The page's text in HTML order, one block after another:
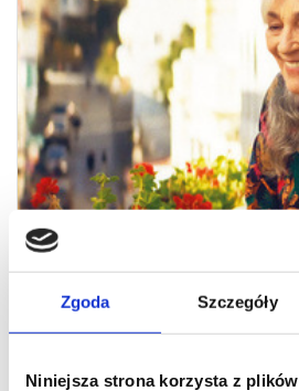
Zgoda Szczegóły
Niniejsza strona korzysta z